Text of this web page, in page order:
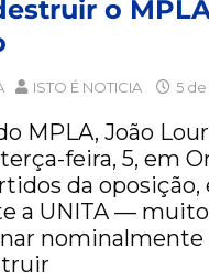
o
ISTO É NOTICIA 5 de
MPLA, João
feira, 5, em
da oposição,
a UNITA —